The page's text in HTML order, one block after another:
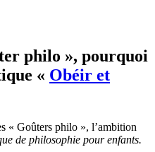
philo », pourquoi
« Obéir et
« Goûters philo », l’ambition
de philosophie pour enfants.